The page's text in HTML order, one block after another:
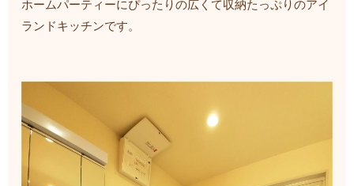
ホームパーティーにぴったりの広くて収納たっぷりのアイ
ランドキッチンです。